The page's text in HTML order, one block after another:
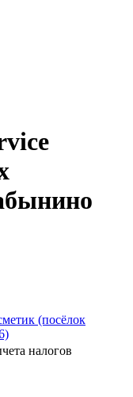
(посёлок
налогов